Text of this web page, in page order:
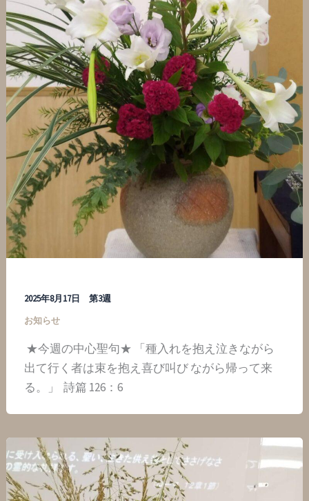
2025年8月17日 第3週
お知らせ
★今週の中心聖句★ 「種入れを抱え泣きながら
出て行く者は束を抱え喜び叫び ながら帰って来
る。」 詩篇 126：6